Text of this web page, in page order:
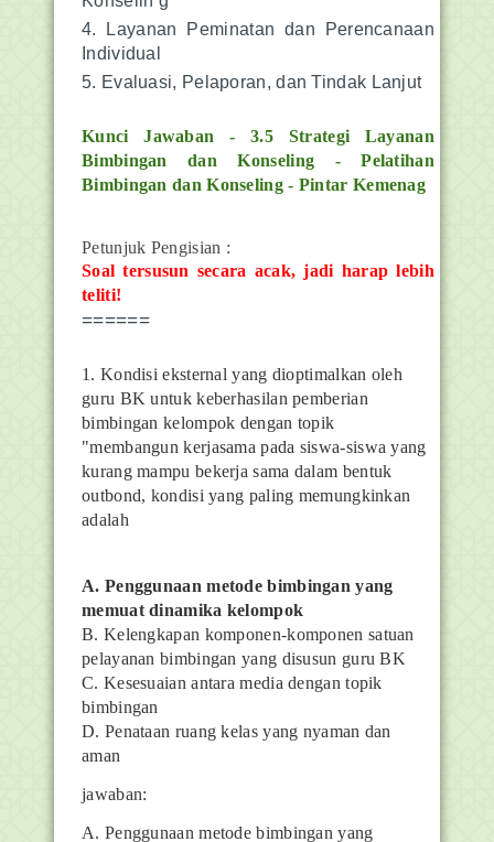
Layanan Peminatan dan Perencanaan
Individual
Evaluasi, Pelaporan, dan Tindak Lanjut
Kunci Jawaban - 3.5 Strategi Layanan
Bimbingan dan Konseling - Pelatihan
Bimbingan dan Konseling - Pintar Kemenag
Petunjuk Pengisian :
Soal tersusun secara acak, jadi harap lebih
teliti!
======
1. Kondisi eksternal yang dioptimalkan oleh
guru BK untuk keberhasilan pemberian
bimbingan kelompok dengan topik
"membangun kerjasama pada siswa-siswa yang
kurang mampu bekerja sama dalam bentuk
outbond, kondisi yang paling memungkinkan
adalah
A. Penggunaan metode bimbingan yang
memuat dinamika kelompok
B. Kelengkapan komponen-komponen satuan
pelayanan bimbingan yang disusun guru BK
C. Kesesuaian antara media dengan topik
bimbingan
D. Penataan ruang kelas yang nyaman dan
aman
jawaban:
A. Penggunaan metode bimbingan yang